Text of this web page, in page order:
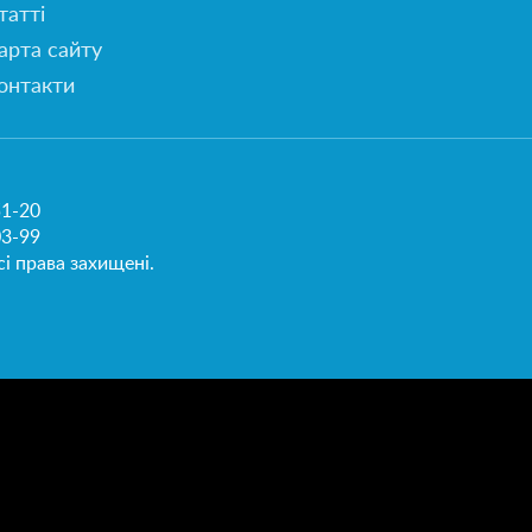
сайту
20
99
права захищені.